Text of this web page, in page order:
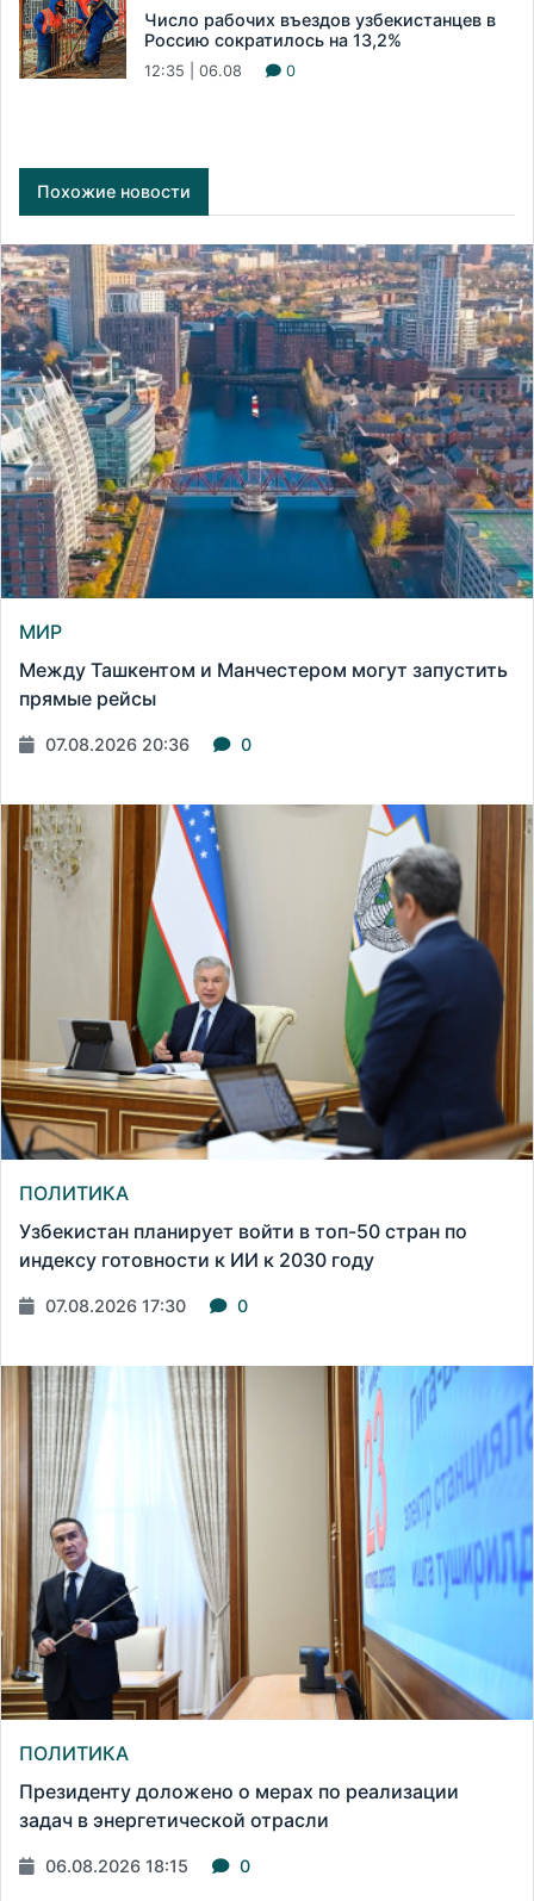
Число рабочих въездов узбекистанцев в
Россию сократилось на 13,2%
12:35 | 06.08 0
Похожие новости
МИР
Между Ташкентом и Манчестером могут запустить
прямые рейсы
07.08.2026 20:36 0
ПОЛИТИКА
Узбекистан планирует войти в топ-50 стран по
индексу готовности к ИИ к 2030 году
07.08.2026 17:30 0
ПОЛИТИКА
Президенту доложено о мерах по реализации
задач в энергетической отрасли
06.08.2026 18:15 0